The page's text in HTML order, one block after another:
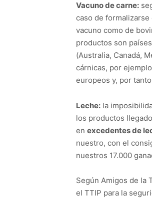
Vacuno de carne:
caso de formalizarse
vacuno como de
productos son
(Australia, Canadá,
cárnicas, por
europeos y, por
Leche: la
los productos
en excedentes de
nuestro, con el
nuestros 17.000
Según Amigos de la
el TTIP para la